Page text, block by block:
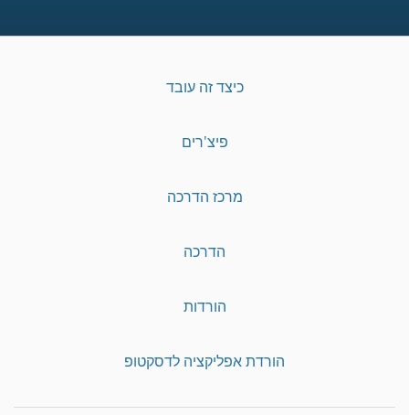
כיצד זה עובד
פיצ'רים
מרכז הדרכה
הדרכה
הורדות
הורדת אפליקציה לדסקטופ